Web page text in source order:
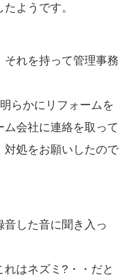
ようです。
それを持って管理事務
らかにリフォームを
ム会社に連絡を取って
対処をお願いしたので
した音に聞き入っ
はネズミ?・・だと